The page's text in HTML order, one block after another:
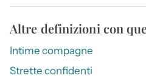
Altre definizioni con
Intime compagne
Strette confidenti